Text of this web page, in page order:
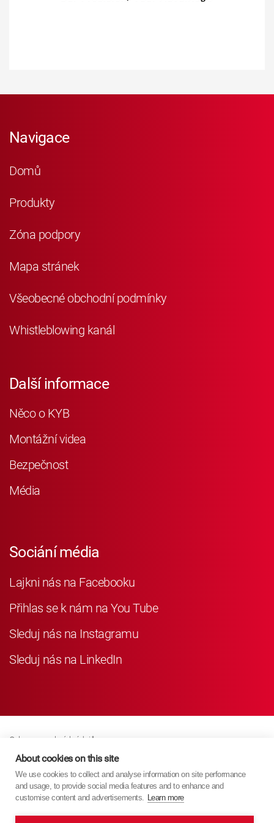
Navigace
Domů
Produkty
Zóna podpory
Mapa stránek
Všeobecné obchodní podmínky
Whistleblowing kanál
Další informace
Něco o KYB
Montážní videa
Bezpečnost
Média
Sociání média
Lajkni nás na Facebooku
Přihlas se k nám na You Tube
Sleduj nás na Instagramu
Sleduj nás na LinkedIn
Ochrana osobních údajů
Business Partner Privacy
Zásady Souborů Cookies
Modern Slavery Act Policy
About cookies on this site
We use cookies to collect and analyse information on site performance
and usage, to provide social media features and to enhance and
customise content and advertisements. Learn more